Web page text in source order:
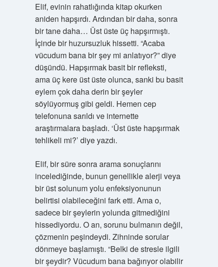
Elif, evinin rahatlığında kitap okurken
aniden hapşırdı. Ardından bir daha, sonra
bir tane daha… Üst üste üç hapşırmıştı.
İçinde bir huzursuzluk hissetti. “Acaba
vücudum bana bir şey mi anlatıyor?” diye
düşündü. Hapşırmak basit bir refleksti,
ama üç kere üst üste olunca, sanki bu basit
eylem çok daha derin bir şeyler
söylüyormuş gibi geldi. Hemen cep
telefonuna sarıldı ve internette
araştırmalara başladı. ‘Üst üste hapşırmak
tehlikeli mi?’ diye yazdı.
Elif, bir süre sonra arama sonuçlarını
incelediğinde, bunun genellikle alerji veya
bir üst solunum yolu enfeksiyonunun
belirtisi olabileceğini fark etti. Ama o,
sadece bir şeylerin yolunda gitmediğini
hissediyordu. O an, sorunu bulmanın değil,
çözmenin peşindeydi. Zihninde sorular
dönmeye başlamıştı. “Belki de stresle ilgili
bir şeydir? Vücudum bana bağırıyor olabilir